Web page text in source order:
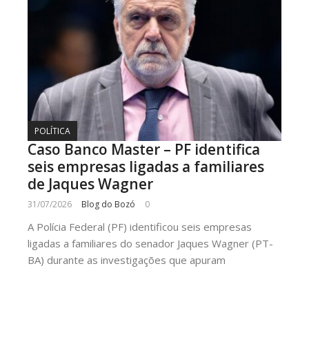
POLÍTICA
Caso Banco Master – PF identifica
seis empresas ligadas a familiares
de Jaques Wagner
31/07/2026 Blog do Bozó 0
A Polícia Federal (PF) identificou seis empresas
ligadas a familiares do senador Jaques Wagner (PT-
BA) durante as investigações que apuram